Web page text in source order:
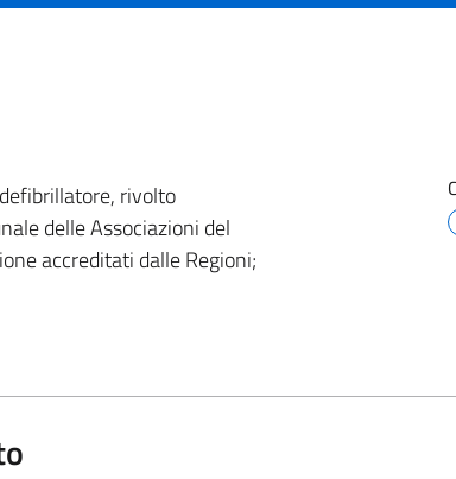
rivolto
delle Associazioni del
accreditati dalle Regioni;